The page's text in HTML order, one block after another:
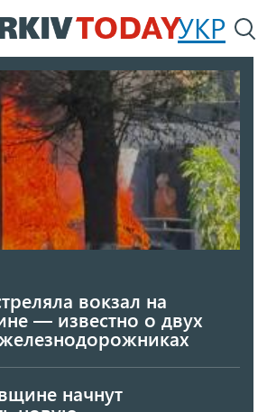
Перейти
к
содержанию
УКР
вокзал на
— известно о двух
начнут